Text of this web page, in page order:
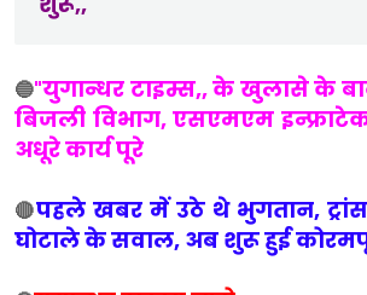
🔵"युगान्धर टाइम्स,, के खुलासे के
बिजली विभाग, एसएमएम
अधूरे कार्य पूरे
🔴पहले खबर में उठे थे भुगतान,
घोटाले के सवाल, अब शुरू हुई